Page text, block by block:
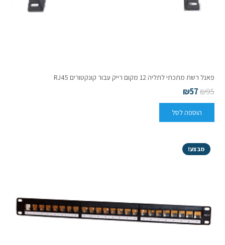
פאנל רשת מתכתי לתליה 12 מקום רייק עבור קונקטורים RJ45
₪95
₪57
הוספה לסל
מבצע!